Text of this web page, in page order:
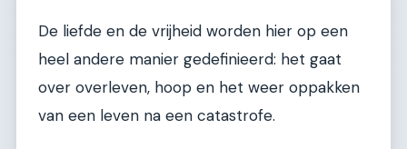
De liefde en de vrijheid worden hier op een
heel andere manier gedefinieerd: het gaat
over overleven, hoop en het weer oppakken
van een leven na een catastrofe.